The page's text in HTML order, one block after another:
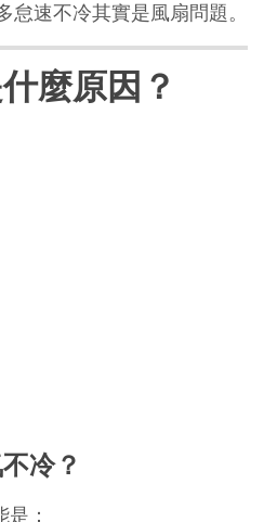
怠速不冷其實是風扇問題。
麼原因？
冷？
：